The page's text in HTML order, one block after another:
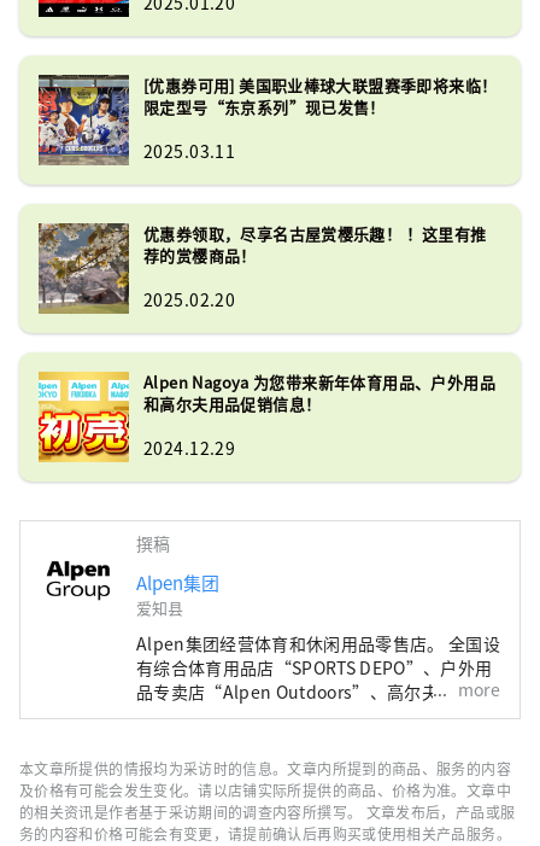
[优惠券可用] 美国职业棒球大联盟赛季即将来临！
限定型号“东京系列”现已发售！
2025.03.11
优惠券领取，尽享名古屋赏樱乐趣！ ！这里有推
荐的赏樱商品！
2025.02.20
Alpen Nagoya 为您带来新年体育用品、户外用品
和高尔夫用品促销信息！
2024.12.29
撰稿
Alpen集团
爱知县
Alpen集团经营体育和休闲用品零售店。 全国设
有综合体育用品店“SPORTS DEPO”、户外用
品专卖店“Alpen Outdoors”、高尔夫专卖店
“GOLF5”，销售知名运动品牌的体育用品。
品和服务选择，以满足所有运动爱好者的需求。
more
本文章所提供的情报均为采访时的信息。文章内所提到的商品、服务的内容
及价格有可能会发生变化。请以店铺实际所提供的商品、价格为准。文章中
的相关资讯是作者基于采访期间的调查内容所撰写。 文章发布后，产品或服
务的内容和价格可能会有变更，请提前确认后再购买或使用相关产品服务。